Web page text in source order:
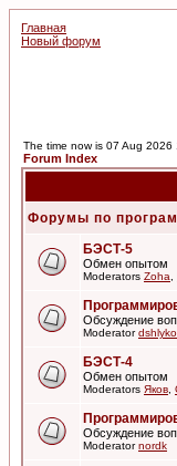
Главная
Новый форум
The time now is 07 Aug 2026
Forum Index
Форумы по
БЭСТ-5
Обмен опытом
Moderators Zoha
Обсуждение
Moderator
БЭСТ-4
Обмен опытом
Moderators Яков
Обсуждение
Moderatornordk